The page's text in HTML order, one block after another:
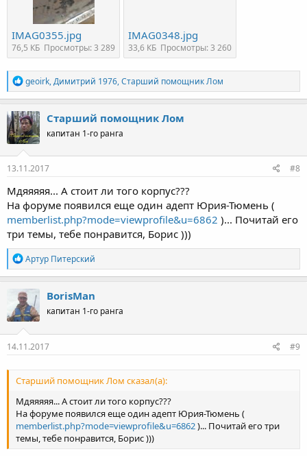
IMAG0355.jpg
76,5 КБ Просмотры: 3 289
IMAG0348.jpg
33,6 КБ Просмотры: 3 260
Р
е
а
к
ц
и
и
:
geoirk,Димитрий 1976,Старший помощник Лом
Старший помощник Лом
капитан 1-го ранга
13.11.2017 #8
Мдяяяяя... А стоит ли того корпус???
На форуме появился еще один адепт Юрия-Тюмень (
memberlist.php?mode=viewprofile&u=6862 )... Почитай его
три темы, тебе понравится, Борис )))
Р
е
а
к
ц
и
и
:
Артур Питерский
BorisMan
капитан 1-го ранга
14.11.2017 #9
Старший помощник Лом сказал(а):
Мдяяяяя... А стоит ли того корпус???
На форуме появился еще один адепт Юрия-Тюмень (
memberlist.php?mode=viewprofile&u=6862)... Почитай его три
темы, тебе понравится, Борис )))